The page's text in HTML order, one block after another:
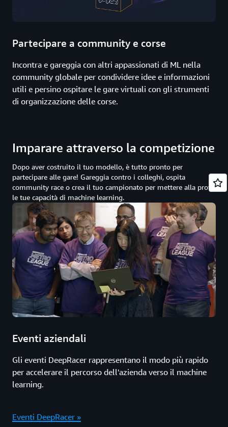
Partecipare a community e corse
Incontra e gareggia con altri appassionati di ML nella
community globale per condividere idee e informazioni
utili e persino ospitare le gare virtuali con gli strumenti
di organizzazione delle corse.
Imparare attraverso la competizione
Dopo aver costruito il tuo modello, è tutto pronto per
partecipare alle gare! Gareggia contro i colleghi, ospita
community race o crea il tuo campionato per mettere alla prova
le tue capacità di machine learning.
Eventi aziendali
Gli eventi DeepRacer rappresentano il modo più rapido
per accelerare il percorso dell'azienda verso il machine
learning.
Eventi DeepRacer »